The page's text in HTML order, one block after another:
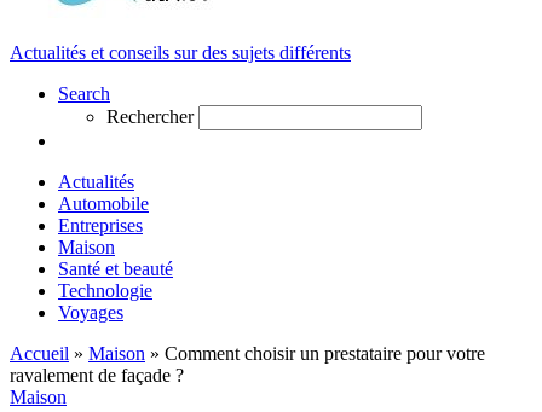
Actualités et conseils sur des sujets différents
Search
Rechercher
Actualités
Automobile
Entreprises
Maison
Santé et beauté
Technologie
Voyages
Accueil » Maison » Comment choisir un prestataire pour votre
ravalement de façade ?
Maison